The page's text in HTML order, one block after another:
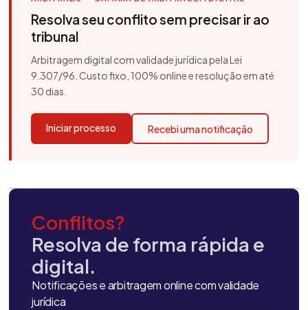
Resolva seu conflito sem precisar ir ao
tribunal
Arbitragem digital com validade jurídica pela Lei
9.307/96. Custo fixo, 100% online e resolução em até
30 dias.
Iniciar processo Recebi uma notificação
Conflitos?
Resolva de forma rápida e
digital.
Notificações e arbitragem online com validade
jurídica